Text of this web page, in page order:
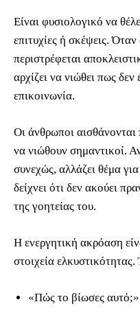
Είναι φυσιολογικό να
επιτυχίες ή σκέψεις.
περιστρέφεται
αρχίζει να νιώθει πως
επικοινωνία.
Οι άνθρωποι
να νιώθουν σημαντικοί.
συνεχώς, αλλάζει θέμα
δείχνει ότι δεν ακούει
της γοητείας του.
Η ενεργητική ακρόαση
στοιχεία
«Πώς το βίωσες αυτό;»